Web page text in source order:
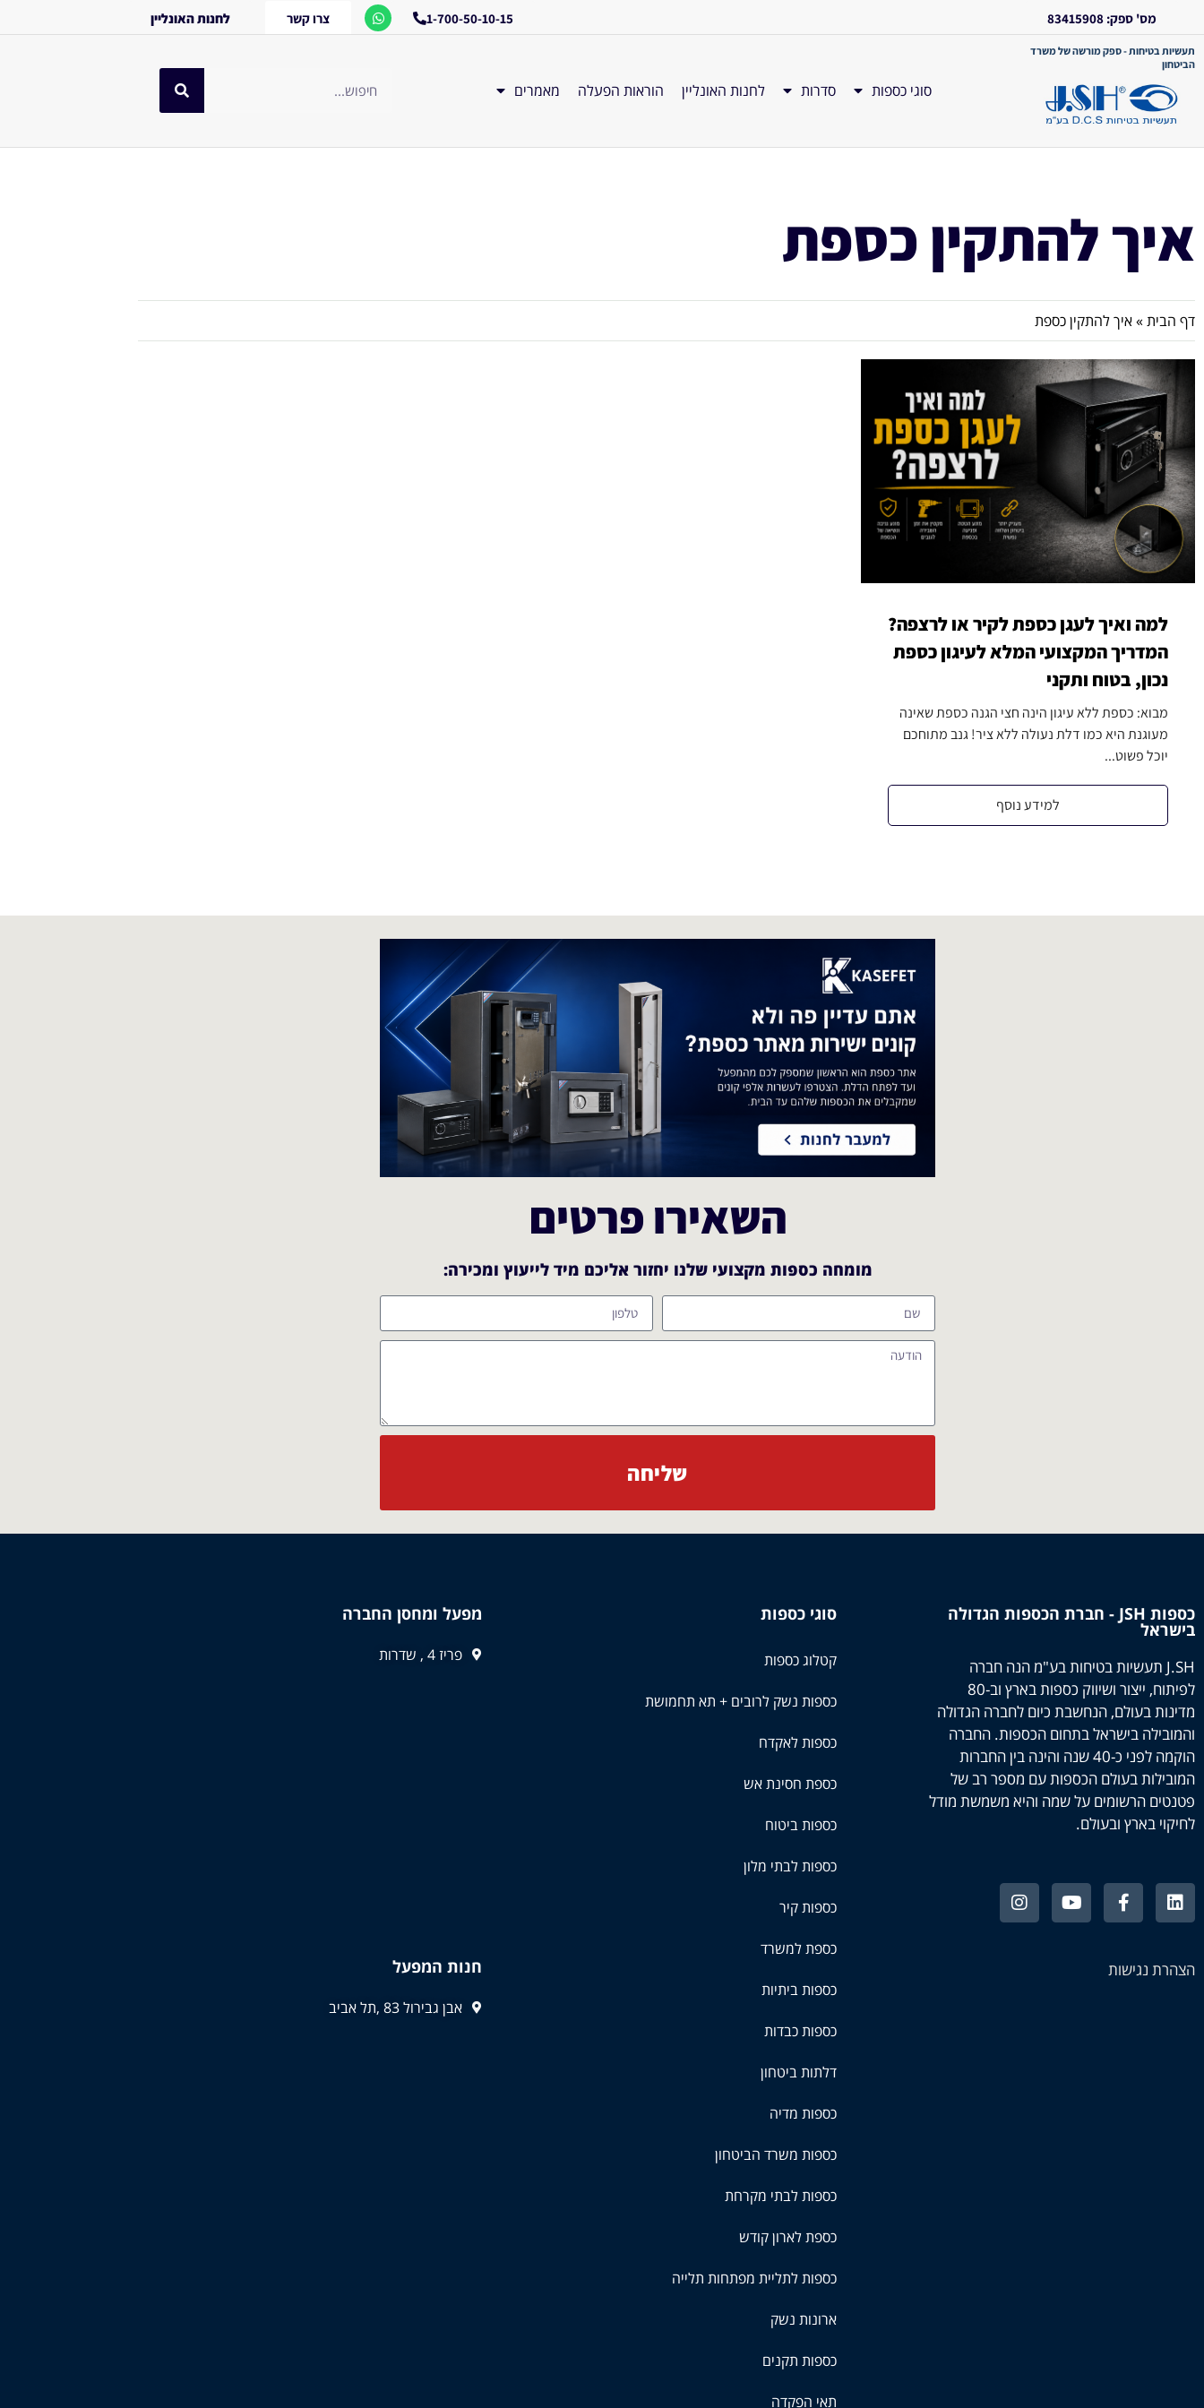
מס' ספק: 83415908 1-700-50-10-15 צרו קשר לחנות האונליין
תעשיות בטיחות - ספק מורשה של משרד
הביטחון
סוגי כספות סדרות לחנות האונליין הוראות הפעלה מאמרים
איך להתקין כספת
דף הבית»איך להתקין כספת
למה ואיך לעגן כספת לקיר או לרצפה?
המדריך המקצועי המלא לעיגון כספת
נכון, בטוח ותקני
מבוא: כספת ללא עיגון הינה חצי הגנה כספת שאינה
מעוגנת היא כמו דלת נעולה ללא ציר! גנב מתוחכם
יוכל פשוט...
למידע נוסף
השאירו פרטים
מומחה כספות מקצועי שלנו יחזור אליכם מיד לייעוץ ומכירה:​
שליחה
כספות JSH - חברת הכספות הגדולה
בישראל
J.SH תעשיות בטיחות בע"מ הנה חברה
לפיתוח, ייצור ושיווק כספות בארץ וב-80
מדינות בעולם, הנחשבת כיום לחברה הגדולה
והמובילה בישראל בתחום הכספות. החברה
הוקמה לפני כ-40 שנה והינה בין החברות
המובילות בעולם הכספות עם מספר רב של
פטנטים הרשומים על שמה והיא משמשת מודל
לחיקוי בארץ ובעולם.
הצהרת נגישות
סוגי כספות
קטלוג כספות
כספות נשק לרובים + תא תחמושת
כספות לאקדח
כספת חסינת אש
כספות ביטוח
כספות לבתי מלון
כספות קיר
כספת למשרד
כספות ביתיות
כספות כבדות
דלתות ביטחון
כספות מדיה
כספות משרד הביטחון
כספות לבתי מקרחת
כספת לארון קודש
כספות לתליית מפתחות תלייה
ארונות נשק
כספות תקנים
תאי הפקדה
מפעל ומחסן החברה
פריז 4 , שדרות
חנות המפעל
אבן גבירול 83 ,תל אביב